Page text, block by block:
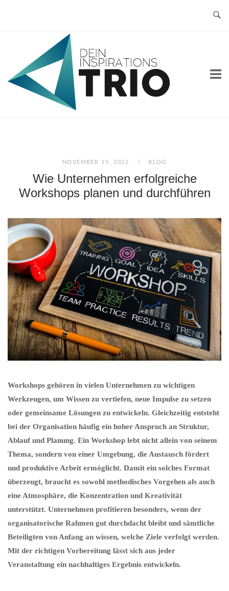
NOVEMBER 15, 2025 BLOG
Wie Unternehmen erfolgreiche
Workshops planen und durchführen
Workshops gehören in vielen Unternehmen zu wichtigen
Werkzeugen, um Wissen zu vertiefen, neue Impulse zu setzen
oder gemeinsame Lösungen zu entwickeln. Gleichzeitig entsteht
bei der Organisation häufig ein hoher Anspruch an Struktur,
Ablauf und Planung. Ein Workshop lebt nicht allein von seinem
Thema, sondern von einer Umgebung, die Austausch fördert
und produktive Arbeit ermöglicht. Damit ein solches Format
überzeugt, braucht es sowohl methodisches Vorgehen als auch
eine Atmosphäre, die Konzentration und Kreativität
unterstützt. Unternehmen profitieren besonders, wenn der
organisatorische Rahmen gut durchdacht bleibt und sämtliche
Beteiligten von Anfang an wissen, welche Ziele verfolgt werden.
Mit der richtigen Vorbereitung lässt sich aus jeder
Veranstaltung ein nachhaltiges Ergebnis entwickeln.